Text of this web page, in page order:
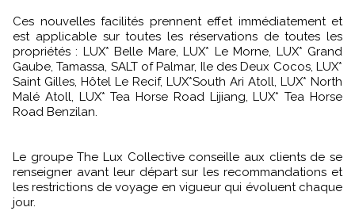
Ces nouvelles facilités prennent effet immédiatement et
est applicable sur toutes les réservations de toutes les
propriétés : LUX* Belle Mare, LUX* Le Morne, LUX* Grand
Gaube, Tamassa, SALT of Palmar, Ile des Deux Cocos, LUX*
Saint Gilles, Hôtel Le Recif, LUX*South Ari Atoll, LUX* North
Malé Atoll, LUX* Tea Horse Road Lijiang, LUX* Tea Horse
Road Benzilan.
Le groupe The Lux Collective conseille aux clients de se
renseigner avant leur départ sur les recommandations et
les restrictions de voyage en vigueur qui évoluent chaque
jour.